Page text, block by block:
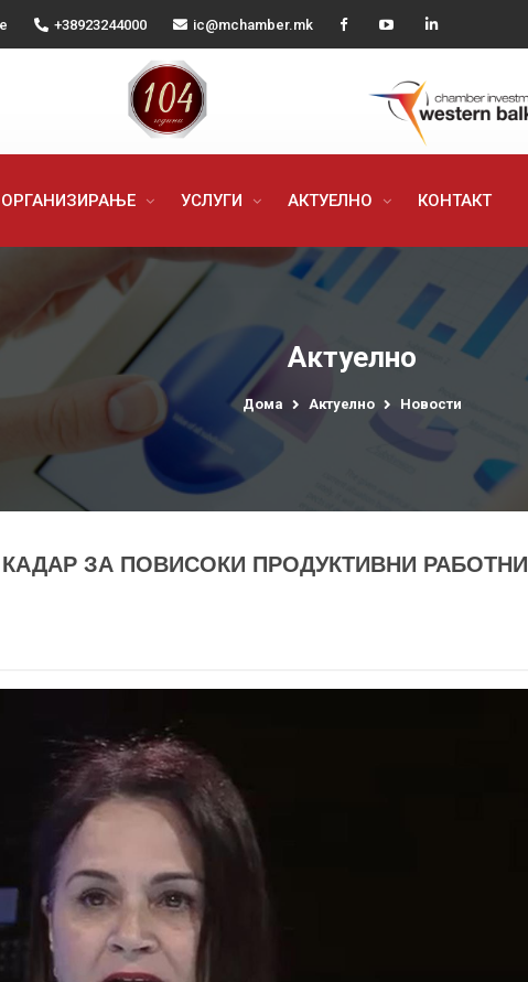
+38923244000 ic@mchamber.mk
УСЛУГИ АКТУЕЛНО КОНТАКТ
Актуелно
Дома Актуелно Новости
ЗА ПОВИСОКИ ПРОДУКТИВНИ РАБОТНИ